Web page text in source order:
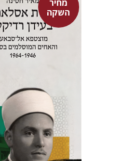
השקה
מאיר חטינה
מחיר השקה
$24